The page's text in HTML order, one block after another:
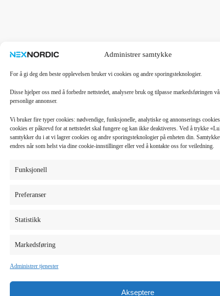
Administrer samtykke
For å gi deg den beste opplevelsen bruker vi cookies og andre sporingsteknologier.
Disse hjelper oss med å forbedre nettstedet, analysere bruk og tilpasse markedsføringen
personlige annonser.
Vi bruker fire typer cookies: nødvendige, funksjonelle, analytiske og annonserings
cookies er påkrevd for at nettstedet skal fungere og kan ikke deaktiveres. Ved å trykke
samtykker du i at vi lagrer cookies og andre sporingsteknologier på enheten din.
endres når som helst via dine cookie-innstillinger eller ved å kontakte oss for veiledning.
Funksjonell
Preferanser
Statistikk
Markedsføring
Administrer tjenester
Akseptere